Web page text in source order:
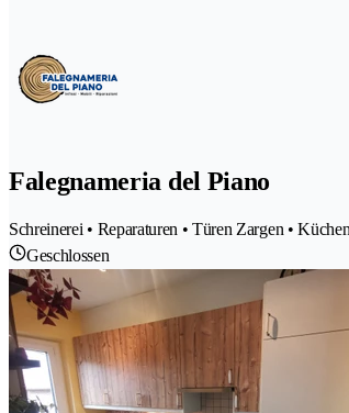
Falegnameria del Piano
Schreinerei • Reparaturen • Türen Zargen •
Geschlossen